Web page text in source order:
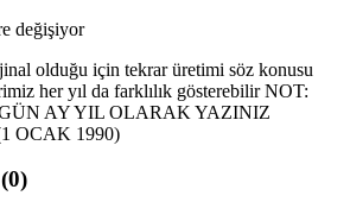
değişiyor
olduğu için tekrar üretimi söz konusu
her yıl da farklılık gösterebilir NOT:
AY YIL OLARAK YAZINIZ
OCAK 1990)